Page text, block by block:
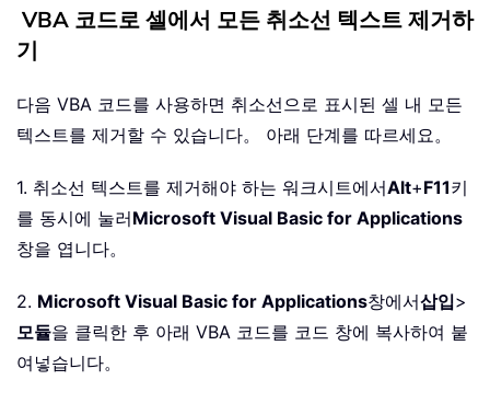
VBA 코드로 셀에서 모든 취소선 텍스트 제거하
기
다음 VBA 코드를 사용하면 취소선으로 표시된 셀 내 모든
텍스트를 제거할 수 있습니다。 아래 단계를 따르세요。
1. 취소선 텍스트를 제거해야 하는 워크시트에서Alt+F11키
를 동시에 눌러Microsoft Visual Basic for Applications
창을 엽니다。
2. Microsoft Visual Basic for Applications창에서삽입>
모듈을 클릭한 후 아래 VBA 코드를 코드 창에 복사하여 붙
여넣습니다。